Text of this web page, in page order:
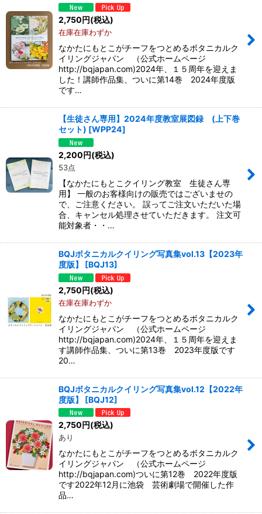
2,750円(税込)
在庫在庫わずか
なかたにもとこがチーフをつとめるボタニカルク
イリングジャパン （公式ホームページ
http://bqjapan.com)2024年、１５周年を迎えま
した！講師作品集、ついに第14巻 2024年度版
です…
【生徒さん専用】2024年度教室展図録 (上下巻
セット) [WPP24]
2,200円(税込)
53点
【なかたにもとこクイリング教室 生徒さん専
用】 一般のお客様向けの販売ではございませの
で、ご注意ください。 誤ってご注文いただいた場
合、キャンセル処理させていただきます。 注文可
能対象者・・…
BQJボタニカルクイリング写真集vol.13【2023年
度版】
[BQJ13]
2,750円(税込)
在庫在庫わずか
なかたにもとこがチーフをつとめるボタニカルク
イリングジャパン （公式ホームページ
http://bqjapan.com)2024年、１５周年を迎えま
す講師作品集、ついに第13巻 2023年度版です
20…
BQJボタニカルクイリング写真集vol.12【2022年
度版】
[BQJ12]
2,750円(税込)
あり
なかたにもとこがチーフをつとめるボタニカルク
イリングジャパン （公式ホームページ
http://bqjapan.com)ついに第12巻 2022年度版
です2022年12月に池袋 芸術劇場で開催した作
品…